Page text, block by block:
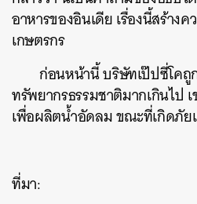
อาหารของอินเดีย เรื่องนี้สร้าง
เกษตรกร
ก่อนหน้านี้ บริษัทเป๊ปซี่โคถู
ทรัพยากรธรรมชาติมากเกินไป
เพื่อผลิตน้ำอัดลม ขณะที่เกิดภัย
ที่มา: